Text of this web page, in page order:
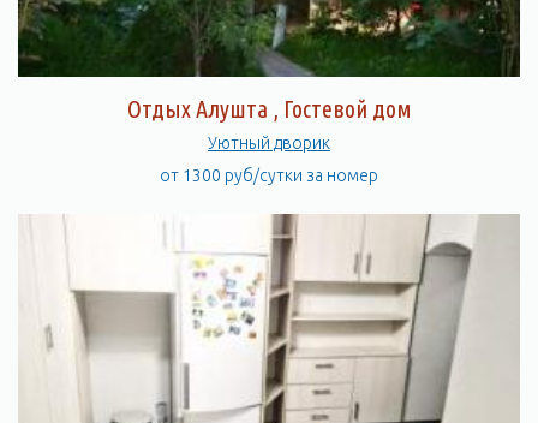
Отдых Алушта , Гостевой дом
Уютный дворик
от 1300 руб/сутки за номер